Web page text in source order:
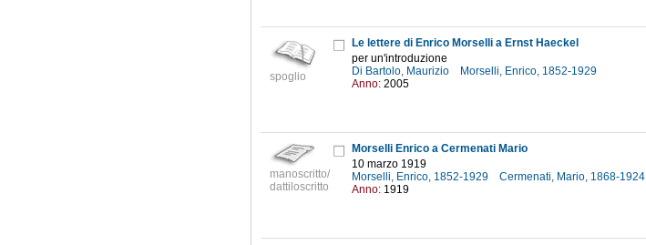
spoglio
Le lettere di Enrico Morselli a Ernst Haeckel
per un'introduzione
Di Bartolo, Maurizio
Morselli, Enrico, 1852-1929
Anno: 2005
manoscritto/
dattiloscritto
Morselli Enrico a Cermenati Mario
10 marzo 1919
Morselli, Enrico, 1852-1929
Cermenati, Mario, 1868-1924
Anno: 1919